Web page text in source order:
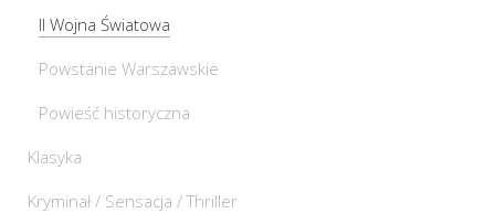
II Wojna Światowa
Powstanie Warszawskie
Powieść historyczna
Klasyka
Kryminał / Sensacja / Thriller